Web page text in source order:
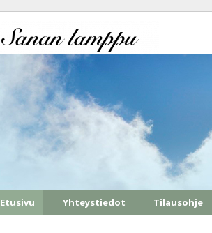
Etusivu Yhteystiedot Tilausohje